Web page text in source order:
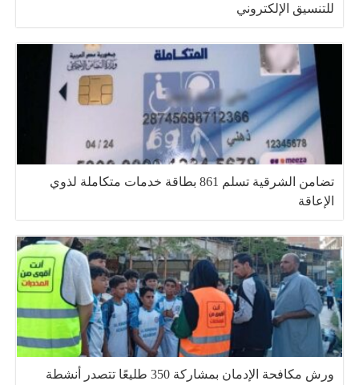
للتنسيق الإلكتروني
تضامن الشرقية تسلم 861 بطاقة خدمات متكاملة لذوي
الإعاقة
ورش مكافحة الإدمان بمشاركة 350 طليعًا تتصدر أنشطة